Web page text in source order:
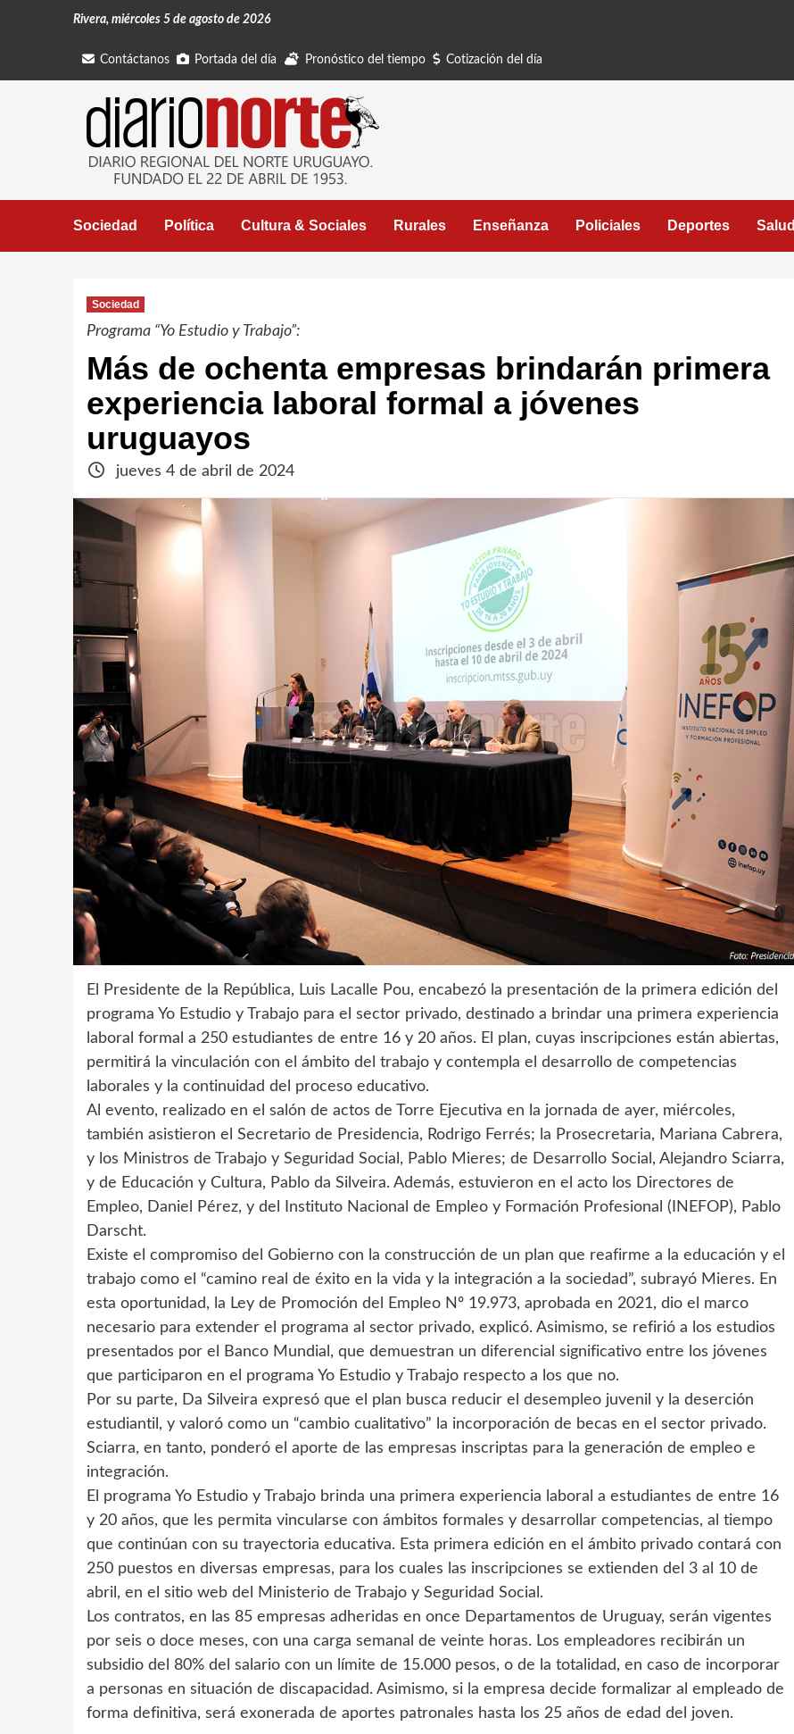
Rivera, miércoles 5 de agosto de 2026
Contáctanos Portada del día Pronóstico del tiempo Cotización del día
Sociedad Política Cultura & Sociales Rurales Enseñanza Policiales Deportes Salud
Sociedad
Programa “Yo Estudio y Trabajo”:
Más de ochenta empresas brindarán primera
experiencia laboral formal a jóvenes
uruguayos
jueves 4 de abril de 2024
El Presidente de la República, Luis Lacalle Pou, encabezó la presentación de la primera edición del
programa Yo Estudio y Trabajo para el sector privado, destinado a brindar una primera experiencia
laboral formal a 250 estudiantes de entre 16 y 20 años. El plan, cuyas inscripciones están abiertas,
permitirá la vinculación con el ámbito del trabajo y contempla el desarrollo de competencias
laborales y la continuidad del proceso educativo.
Al evento, realizado en el salón de actos de Torre Ejecutiva en la jornada de ayer, miércoles,
también asistieron el Secretario de Presidencia, Rodrigo Ferrés; la Prosecretaria, Mariana Cabrera,
y los Ministros de Trabajo y Seguridad Social, Pablo Mieres; de Desarrollo Social, Alejandro Sciarra,
y de Educación y Cultura, Pablo da Silveira. Además, estuvieron en el acto los Directores de
Empleo, Daniel Pérez, y del Instituto Nacional de Empleo y Formación Profesional (INEFOP), Pablo
Darscht.
Existe el compromiso del Gobierno con la construcción de un plan que reafirme a la educación y el
trabajo como el “camino real de éxito en la vida y la integración a la sociedad”, subrayó Mieres. En
esta oportunidad, la Ley de Promoción del Empleo Nº 19.973, aprobada en 2021, dio el marco
necesario para extender el programa al sector privado, explicó. Asimismo, se refirió a los estudios
presentados por el Banco Mundial, que demuestran un diferencial significativo entre los jóvenes
que participaron en el programa Yo Estudio y Trabajo respecto a los que no.
Por su parte, Da Silveira expresó que el plan busca reducir el desempleo juvenil y la deserción
estudiantil, y valoró como un “cambio cualitativo” la incorporación de becas en el sector privado.
Sciarra, en tanto, ponderó el aporte de las empresas inscriptas para la generación de empleo e
integración.
El programa Yo Estudio y Trabajo brinda una primera experiencia laboral a estudiantes de entre 16
y 20 años, que les permita vincularse con ámbitos formales y desarrollar competencias, al tiempo
que continúan con su trayectoria educativa. Esta primera edición en el ámbito privado contará con
250 puestos en diversas empresas, para los cuales las inscripciones se extienden del 3 al 10 de
abril, en el sitio web del Ministerio de Trabajo y Seguridad Social.
Los contratos, en las 85 empresas adheridas en once Departamentos de Uruguay, serán vigentes
por seis o doce meses, con una carga semanal de veinte horas. Los empleadores recibirán un
subsidio del 80% del salario con un límite de 15.000 pesos, o de la totalidad, en caso de incorporar
a personas en situación de discapacidad. Asimismo, si la empresa decide formalizar al empleado de
forma definitiva, será exonerada de aportes patronales hasta los 25 años de edad del joven.